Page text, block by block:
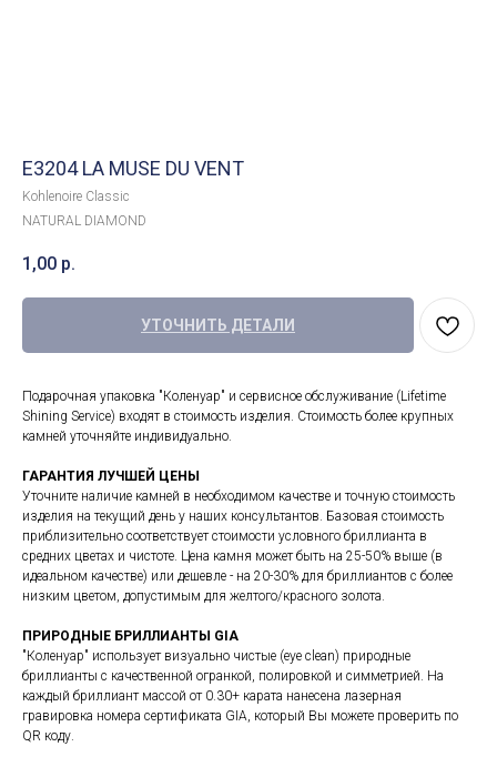
E3204 LA MUSE DU VENT
Kohlenoire Classic
NATURAL DIAMOND
1,00 р.
УТОЧНИТЬ ДЕТАЛИ
Подарочная упаковка "Коленуар" и сервисное обслуживание (Lifetime
Shining Service) входят в стоимость изделия. Стоимость более крупных
камней уточняйте индивидуально.
ГАРАНТИЯ ЛУЧШЕЙ ЦЕНЫ
Уточните наличие камней в необходимом качестве и точную стоимость
изделия на текущий день у наших консультантов. Базовая стоимость
приблизительно соответствует стоимости условного бриллианта в
средних цветах и чистоте. Цена камня может быть на 25-50% выше (в
идеальном качестве) или дешевле - на 20-30% для бриллиантов с более
низким цветом, допустимым для желтого/красного золота.
ПРИРОДНЫЕ БРИЛЛИАНТЫ GIA
"Коленуар" использует визуально чистые (eye clean) природные
бриллианты с качественной огранкой, полировкой и симметрией. На
каждый бриллиант массой от 0.30+ карата нанесена лазерная
гравировка номера сертификата GIA, который Вы можете проверить по
QR коду.